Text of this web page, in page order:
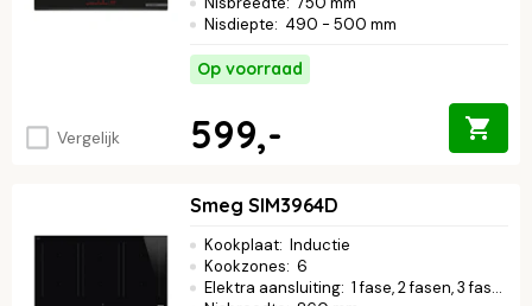
Vergelijk
Nisdiepte: 490 - 500 mm
Op voorraad
599,-
Smeg SIM3964D
Kookplaat: Inductie
Kookzones: 6
Elektra aansluiting: 1 fase, 2 fasen, 3 fasen